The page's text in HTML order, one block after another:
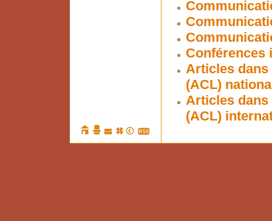
Conférences
Articles dans
(ACL)
Articles dans
(ACL)